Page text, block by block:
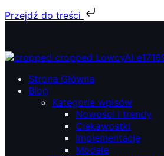
Przejdź do treści
treści
ŁowcyAI – Lokalne modele AI,
ŁowcyAI – Lokalne modele AI,
Strona Główna
Blog
Kategorie wpisów
Nowości i trendy
Ciekawostki
Implementacje
Modele